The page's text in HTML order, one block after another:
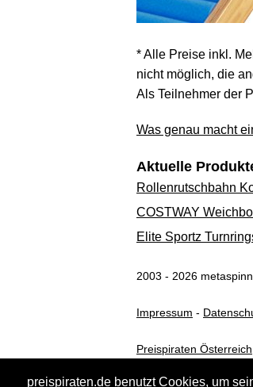
* Alle Preise inkl.
nicht möglich, die
Als Teilnehmer der
Was genau macht
Aktuelle
Rollenrutschbahn
COSTWAY
Elite Sportz
2003 - 2026
Impressum -
Preispiraten Österreich
preispiraten.de benutzt Cookies, um